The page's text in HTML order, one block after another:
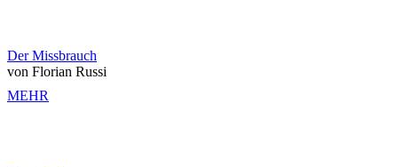
Der Missbrauch
von Florian Russi
MEHR